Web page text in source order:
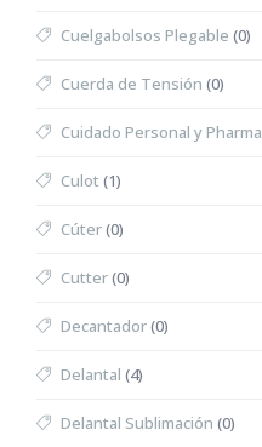
Cuelgabolsos Plegable (0)
Cuerda de Tensión (0)
Cuidado Personal y Pharma
Culot (1)
Cúter(0)
Cutter(0)
Decantador(0)
Delantal (4)
Delantal Sublimación (0)